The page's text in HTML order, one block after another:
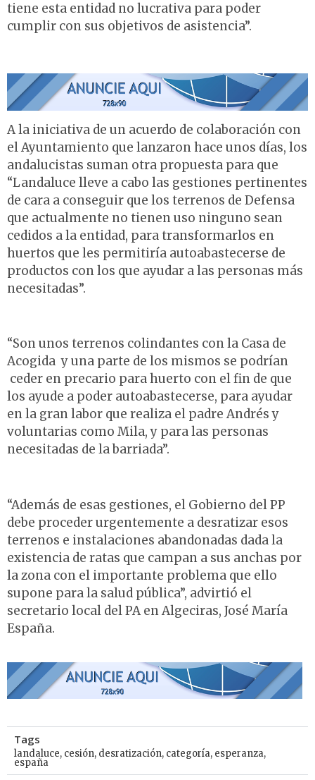
tiene esta entidad no lucrativa para poder
cumplir con sus objetivos de asistencia”.
A la iniciativa de un acuerdo de colaboración con
el Ayuntamiento que lanzaron hace unos días, los
andalucistas suman otra propuesta para que
“Landaluce lleve a cabo las gestiones pertinentes
de cara a conseguir que los terrenos de Defensa
que actualmente no tienen uso ninguno sean
cedidos a la entidad, para transformarlos en
huertos que les permitiría autoabastecerse de
productos con los que ayudar a las personas más
necesitadas”.
“Son unos terrenos colindantes con la Casa de
Acogida y una parte de los mismos se podrían
ceder en precario para huerto con el fin de que
los ayude a poder autoabastecerse, para ayudar
en la gran labor que realiza el padre Andrés y
voluntarias como Mila, y para las personas
necesitadas de la barriada”.
“Además de esas gestiones, el Gobierno del PP
debe proceder urgentemente a desratizar esos
terrenos e instalaciones abandonadas dada la
existencia de ratas que campan a sus anchas por
la zona con el importante problema que ello
supone para la salud pública”, advirtió el
secretario local del PA en Algeciras, José María
España.
Tags
landaluce, cesión, desratización, categoría, esperanza,
españa